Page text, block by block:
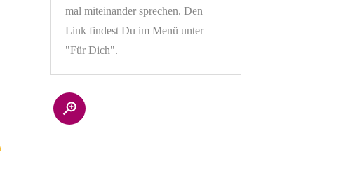
mal miteinander sprechen. Den
Link findest Du im Menü unter
"Für Dich".